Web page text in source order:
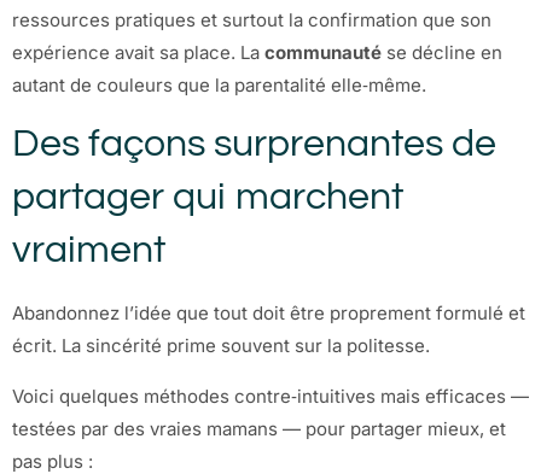
ressources pratiques et surtout la confirmation que son
expérience avait sa place. La communauté se décline en
autant de couleurs que la parentalité elle‑même.
Des façons surprenantes de
partager qui marchent
vraiment
Abandonnez l’idée que tout doit être proprement formulé et
écrit. La sincérité prime souvent sur la politesse.
Voici quelques méthodes contre‑intuitives mais efficaces —
testées par des vraies mamans — pour partager mieux, et
pas plus :